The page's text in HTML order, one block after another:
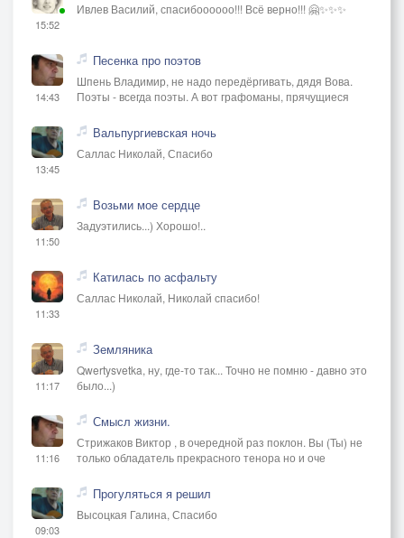
15:52
Ивлев Василий, спасибоооооо!!! Всё верно!!! 🤗✨✨✨
14:43
Песенка про поэтов
Шпень Владимир, не надо передёргивать, дядя Вова.
Поэты - всегда поэты. А вот графоманы, прячущиеся
13:45
Вальпургиевская ночь
Саллас Николай, Спасибо
11:50
Возьми мое сердце
Задуэтились...) Хорошо!..
11:33
Катилась по асфальту
Саллас Николай, Николай спасибо!
11:17
Земляника
Qwertysvetka, ну, где-то так... Точно не помню - давно это
было...)
11:16
Смысл жизни.
Стрижаков Виктор , в очередной раз поклон. Вы (Ты) не
только обладатель прекрасного тенора но и оче
09:03
Прогуляться я решил
Высоцкая Галина, Спасибо